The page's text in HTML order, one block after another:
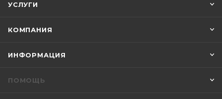
УСЛУГИ
КОМПАНИЯ
ИНФОРМАЦИЯ
ПОМОЩЬ